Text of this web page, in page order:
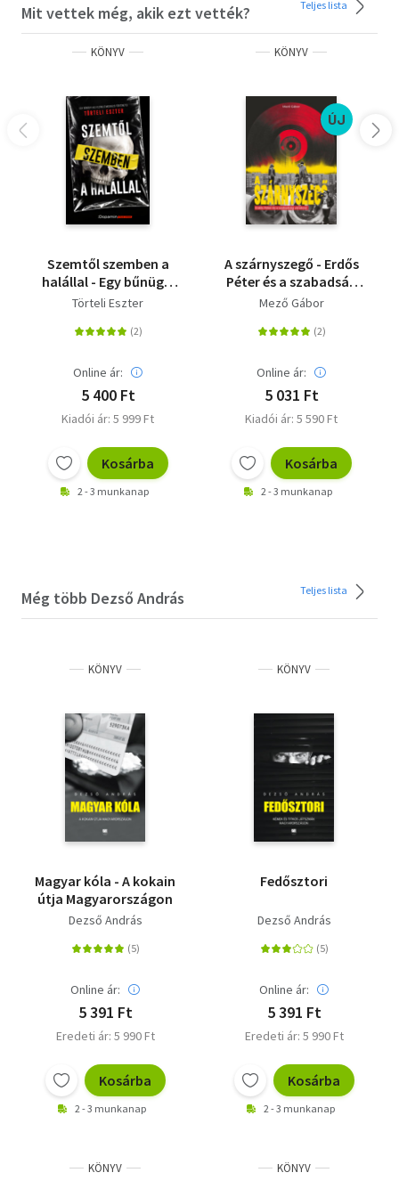
újságíróknak járó Göbölyös Soma-díjat, ezen kívül az
alvilágot, titkosszolgálatokat érintő témákban. Több
Olvasd el mások véleményét is!
Mit vettek még, akik ezt vették? Teljes lista
KÖNYV
Szemtől szemben a
halállal - Egy bűnügyi
helyszínelő megrázó
Törteli Eszter
Online ár:
5 400 Ft
Kiadói ár: 5 999 Ft
Kosárba
2 - 3 munkanap
KÖNYV
ÚJ
A szárnyszegő - Erdős
Péter és a szabadság
vándorai
Mező Gábor
Online ár:
5 031 Ft
Kiadói ár: 5 590 Ft
Kosárba
2 - 3 munkanap
Még több Dezső András Teljes lista
KÖNYV
Magyar kóla - A kokain
útja Magyarországon
Dezső András
Online ár:
5 391 Ft
Eredeti ár: 5 990 Ft
Kosárba
2 - 3 munkanap
KÖNYV
Fedősztori
Dezső András
Online ár:
5 391 Ft
Eredeti ár: 5 990 Ft
Kosárba
2 - 3 munkanap
KÖNYV KÖNYV